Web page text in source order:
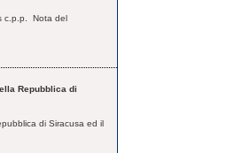
c.p.p. Nota del
Repubblica di
di Siracusa ed il